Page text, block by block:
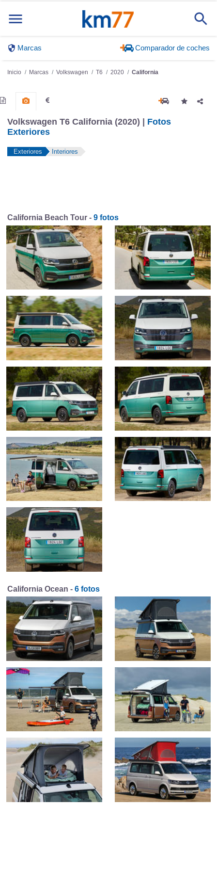
Marcas Comparador de coches
Inicio Marcas Volkswagen T6 2020 California
Volkswagen T6 California (2020) | Fotos
Exteriores
Exteriores Interiores
California Beach Tour - 9 fotos
California Ocean - 6 fotos